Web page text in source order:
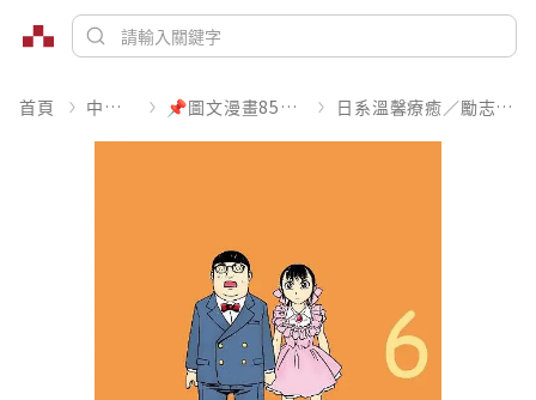
首頁 中文書 📌圖文漫畫85折起 日系溫馨療癒／勵志搞笑